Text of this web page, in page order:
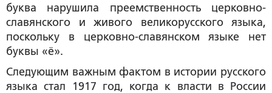
буква нарушила преемственность церковно-
славянского и живого великорусского языка,
поскольку в церковно-славянском языке нет
буквы «ё».
Следующим важным фактом в истории русского
языка стал 1917 год, когда к власти в России